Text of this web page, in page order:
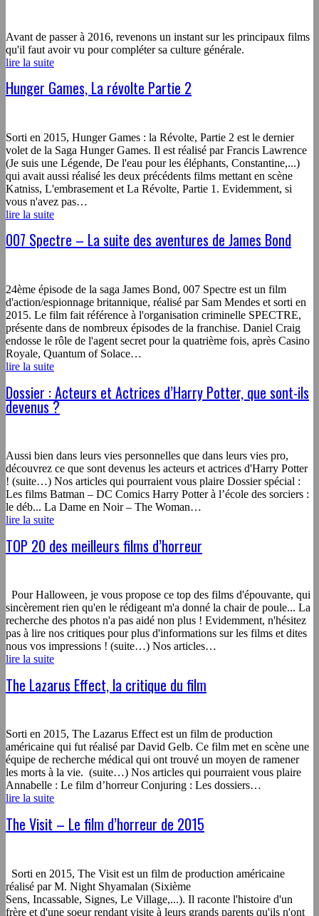
Avant de passer à 2016, revenons un instant sur les principaux films
qu'il faut avoir vu pour compléter sa culture générale.
lire la suite
Hunger Games, La révolte Partie 2
Sorti en 2015, Hunger Games : la Révolte, Partie 2 est le dernier
volet de la Saga Hunger Games. Il est réalisé par Francis Lawrence
(Je suis une Légende, De l'eau pour les éléphants, Constantine,...)
qui avait aussi réalisé les deux précédents films mettant en scène
Katniss, L'embrasement et La Révolte, Partie 1. Evidemment, si
vous n'avez pas…
lire la suite
007 Spectre – La suite des aventures de James Bond
24ème épisode de la saga James Bond, 007 Spectre est un film
d'action/espionnage britannique, réalisé par Sam Mendes et sorti en
2015. Le film fait référence à l'organisation criminelle SPECTRE,
présente dans de nombreux épisodes de la franchise. Daniel Craig
endosse le rôle de l'agent secret pour la quatrième fois, après Casino
Royale, Quantum of Solace…
lire la suite
Dossier : Acteurs et Actrices d’Harry Potter, que sont-ils
devenus ?
Aussi bien dans leurs vies personnelles que dans leurs vies pro,
découvrez ce que sont devenus les acteurs et actrices d'Harry Potter
! (suite…) Nos articles qui pourraient vous plaire Dossier spécial :
Les films Batman – DC Comics Harry Potter à l’école des sorciers :
le déb... La Dame en Noir – The Woman…
lire la suite
TOP 20 des meilleurs films d’horreur
Pour Halloween, je vous propose ce top des films d'épouvante, qui
sincèrement rien qu'en le rédigeant m'a donné la chair de poule... La
recherche des photos n'a pas aidé non plus ! Evidemment, n'hésitez
pas à lire nos critiques pour plus d'informations sur les films et dites
nous vos impressions ! (suite…) Nos articles…
lire la suite
The Lazarus Effect, la critique du film
Sorti en 2015, The Lazarus Effect est un film de production
américaine qui fut réalisé par David Gelb. Ce film met en scène une
équipe de recherche médical qui ont trouvé un moyen de ramener
les morts à la vie. (suite…) Nos articles qui pourraient vous plaire
Annabelle : Le film d’horreur Conjuring : Les dossiers…
lire la suite
The Visit – Le film d’horreur de 2015
Sorti en 2015, The Visit est un film de production américaine
réalisé par M. Night Shyamalan (Sixième
Sens, Incassable, Signes, Le Village,...). Il raconte l'histoire d'un
frère et d'une soeur rendant visite à leurs grands parents qu'ils n'ont